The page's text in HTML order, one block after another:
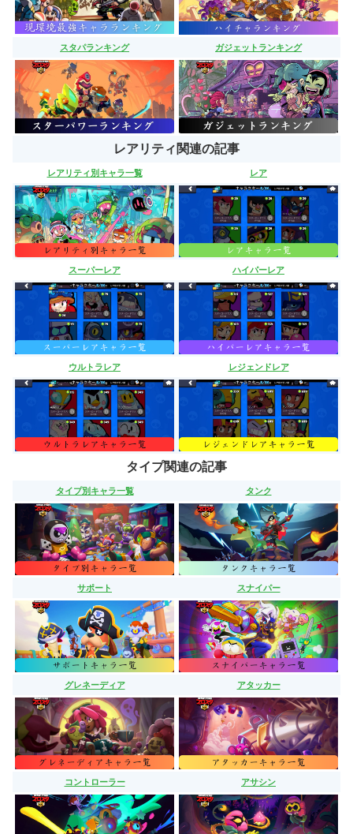
スタパランキング ガジェットランキング
レアリティ関連の記事
レアリティ別キャラ一覧 レア
スーパーレア ハイパーレア
ウルトラレア レジェンドレア
タイプ関連の記事
タイプ別キャラ一覧 タンク
サポート スナイパー
グレネーディア アタッカー
コントローラー アサシン